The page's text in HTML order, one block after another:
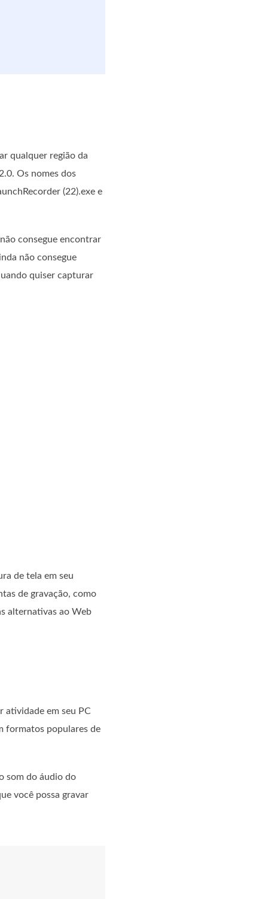
qualquer região da
Os nomes dos
(22).exe e
consegue encontrar
não consegue
quiser capturar
de tela em seu
de gravação, como
alternativas ao Web
atividade em seu PC
formatos populares de
som do áudio do
você possa gravar